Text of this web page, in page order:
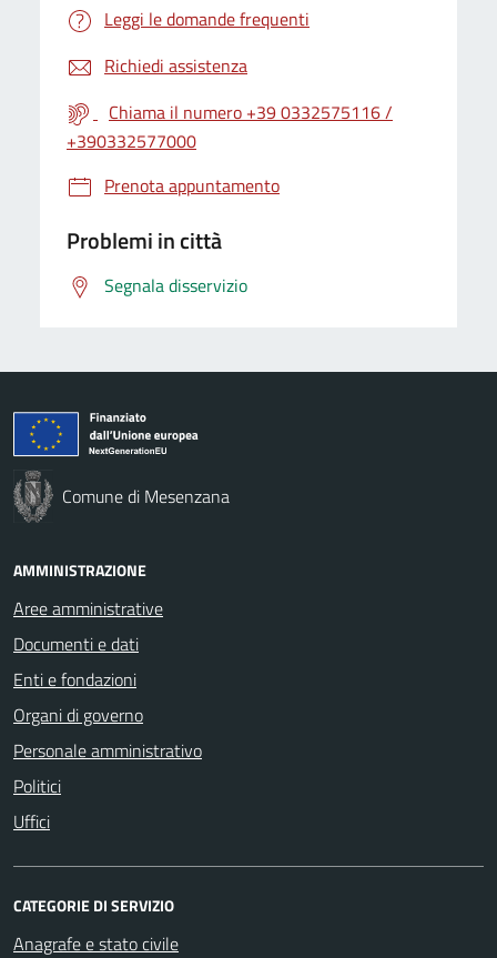
Leggi le domande frequenti
Richiedi assistenza
Chiama il numero +39 0332575116 /
+390332577000
Prenota appuntamento
Problemi in città
Segnala disservizio
Comune di Mesenzana
AMMINISTRAZIONE
Aree amministrative
Documenti e dati
Enti e fondazioni
Organi di governo
Personale amministrativo
Politici
Uffici
CATEGORIE DI SERVIZIO
Anagrafe e stato civile